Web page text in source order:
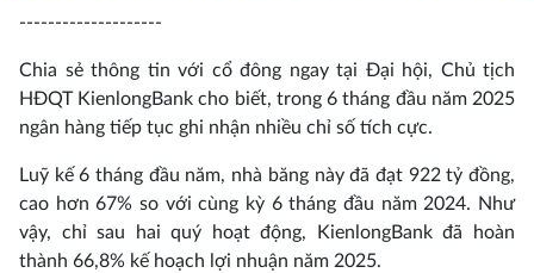
--------------------
Chia sẻ thông tin với cổ đông ngay tại Đại hội, Chủ tịch
HĐQT KienlongBank cho biết, trong 6 tháng đầu năm 2025
ngân hàng tiếp tục ghi nhận nhiều chỉ số tích cực.
Luỹ kế 6 tháng đầu năm, nhà băng này đã đạt 922 tỷ đồng,
cao hơn 67% so với cùng kỳ 6 tháng đầu năm 2024. Như
vậy, chỉ sau hai quý hoạt động, KienlongBank đã hoàn
thành 66,8% kế hoạch lợi nhuận năm 2025.